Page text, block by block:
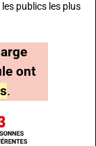
publics les plus
ont
.